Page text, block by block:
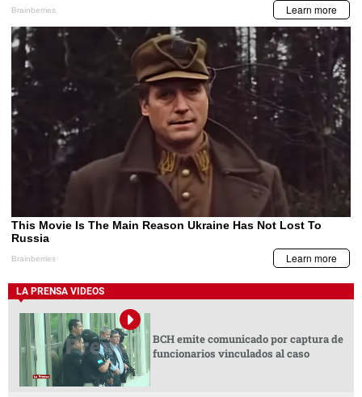
LA PRENSA VIDEOS
BCH emite comunicado por captura de
funcionarios vinculados al caso